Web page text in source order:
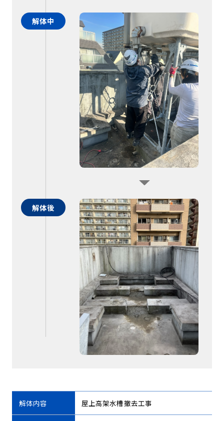
解体中
解体後
解体内容 屋上高架水槽撤去工事